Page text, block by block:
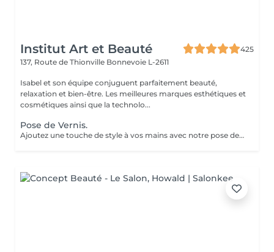
Institut Art et Beauté
425
137, Route de Thionville Bonnevoie L-2611
Isabel et son équipe conjuguent parfaitement beauté,
relaxation et bien-être. Les meilleures marques esthétiques et
cosmétiques ainsi que la technolo...
Pose de Vernis.
Ajoutez une touche de style à vos mains avec notre pose de vernis. Profitez d'une finition professionnelle, de conseils personnalisés, et d'un résultat qui dure. Offrez-vous ce petit plaisir et repartez avec des ongles impeccables!